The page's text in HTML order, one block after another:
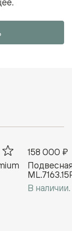
158 000 ₽
В наличии.